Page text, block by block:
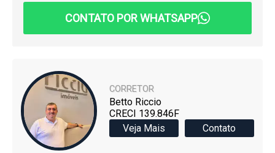
CONTATO POR WHATSAPP
CORRETOR
Betto Riccio
CRECI 139.846F
Veja Mais
Contato